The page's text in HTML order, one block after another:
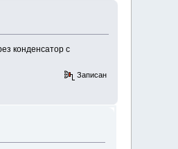
конденсатор с
Записан